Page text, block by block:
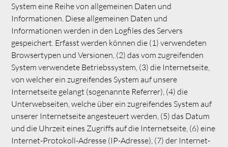
System eine Reihe von allgemeinen Daten und
Informationen. Diese allgemeinen Daten und
Informationen werden in den Logfiles des Servers
gespeichert. Erfasst werden können die (1) verwendeten
Browsertypen und Versionen, (2) das vom zugreifenden
System verwendete Betriebssystem, (3) die Internetseite,
von welcher ein zugreifendes System auf unsere
Internetseite gelangt (sogenannte Referrer), (4) die
Unterwebseiten, welche über ein zugreifendes System auf
unserer Internetseite angesteuert werden, (5) das Datum
und die Uhrzeit eines Zugriffs auf die Internetseite, (6) eine
Internet-Protokoll-Adresse (IP-Adresse), (7) der Internet-